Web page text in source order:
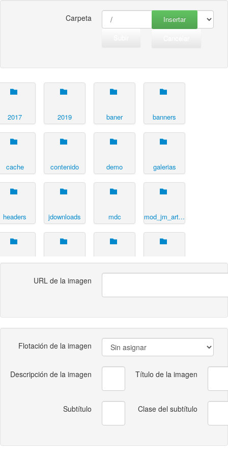
Carpeta
Insertar
URL de la imagen
Flotación de la imagen
Descripción de la imagen Título de la imagen
Subtítulo Clase del subtítulo